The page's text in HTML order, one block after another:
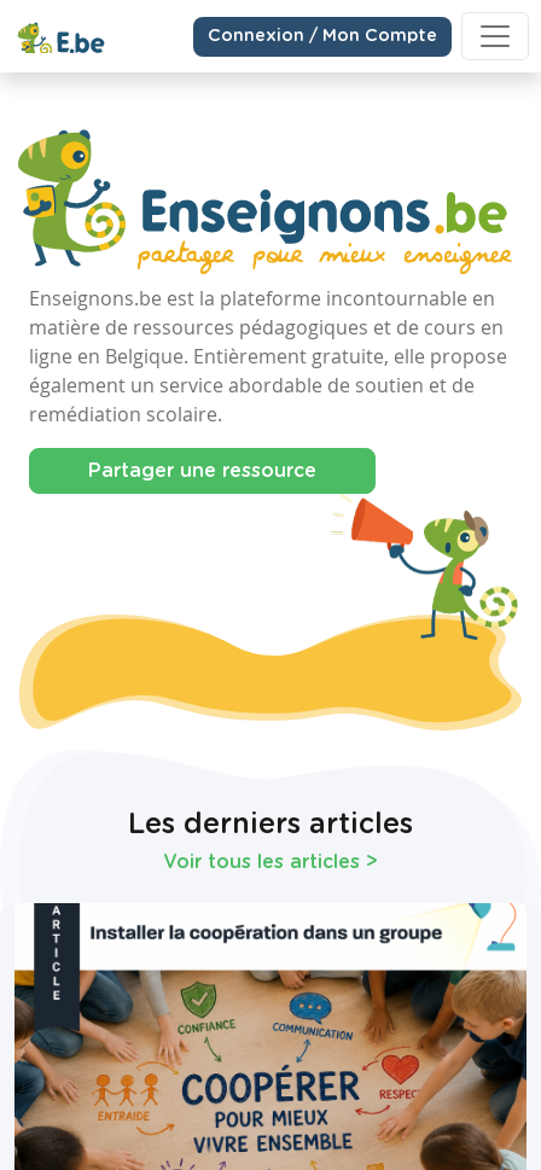
Connexion / Mon Compte
Enseignons.be est la plateforme incontournable en
matière de ressources pédagogiques et de cours en
ligne en Belgique. Entièrement gratuite, elle propose
également un service abordable de soutien et de
remédiation scolaire.
Partager une ressource
Les derniers articles
Voir tous les articles >